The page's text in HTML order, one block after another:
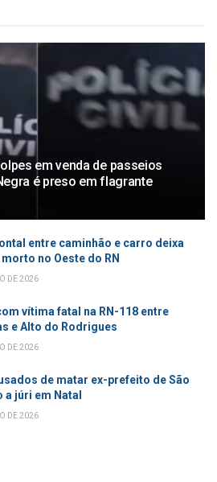
em venda de passeios
é preso em flagrante
entre caminhão e carro deixa
no Oeste do RN
DE 2026
vítima fatal na RN-118 entre
e Alto do Rodrigues
DE 2026
de matar ex-prefeito de São
a júri em Natal
DE 2026